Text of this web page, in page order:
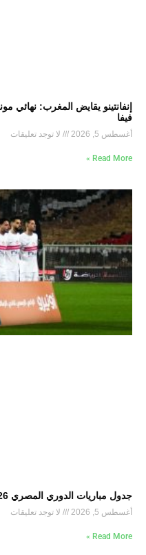
فيفا
أغسطس 5, 2026 لا توجد تعليقات
Read More »
جدول مباريات الدوري المصري 2026-2027
أغسطس 5, 2026 لا توجد تعليقات
Read More »